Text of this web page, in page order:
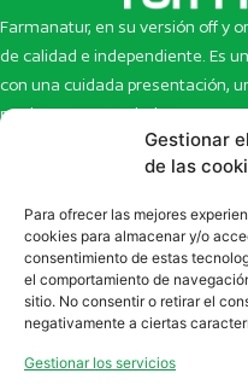
Gestionar
de las
Para ofrecer las mejores
cookies para almacenar y/o
consentimiento de estas
el comportamiento de
sitio. No consentir o retirar el
negativamente a ciertas
Gestionar los servicios
Farmanatur, en su versión off y
de calidad e independiente. Es
con una cuidada presentación,
productos y novedades.
Inicio
Newsletter
Eco
Contacto
SUSCRÍBETE A NUESTRO
la sección deNewsletter